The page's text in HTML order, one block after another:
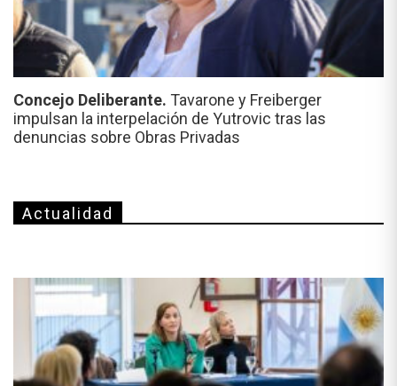
Concejo Deliberante. Tavarone y Freiberger
impulsan la interpelación de Yutrovic tras las
denuncias sobre Obras Privadas
Actualidad